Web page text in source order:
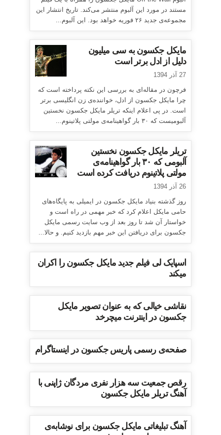
مستند در مورد این آلبوم منتشر می‌کند. تاریخ انتشار این
مجموعه‌ی جدید ۲۶ فوریه خواهد بود. این آلبوم...
مایکل جکسون به سی میلیون
دلیل از ادل برتر است
27 آذر 1394
فرچون در مقاله‌ای به بررسی این نکته پرداخته است که
چرا مایکل جکسون از ادل، خواننده‌ی زن انگلیسی برتر
است. در پی اعلام اینکه تریلر مایکل جکسون نخستین
آلبومیست که ۳۰ بار گواهینامه‌ی مولتی پلاتینوم...
تریلر مایکل جکسون نخستین
آلبومی که ۳۰ بار گواهینامه‌ی
مولتی پلاتینوم دریافت کرده است
26 آذر 1394
روز گذشته بنیاد مایکل جکسون در ایمیلی به پایگاه‌های
حامی مایکل اعلام کرد که خبر مهمی در راه است و
خواستار آن شد تا روز بعد از وب سایت رسمی مایکل
جکسون برای دریافتن این خبر مهم بازدید کنیم. و حالا...
اسپایک لی فیلم جدید مایکل جکسون را اکران
میکند
نقاشی خیالی که به عنوان تصویر مایکل
جکسون در اینترنت میچرخد
صفحه‌ی رسمی پاریس جکسون در اینستاگرام
رقص جمعیت سه هزار نفری مردگان ژاپنی با
آهنگ تریلر مایکل جکسون
آهنگ تبلیغاتی مایکل جکسون برای نوشابه‌ی